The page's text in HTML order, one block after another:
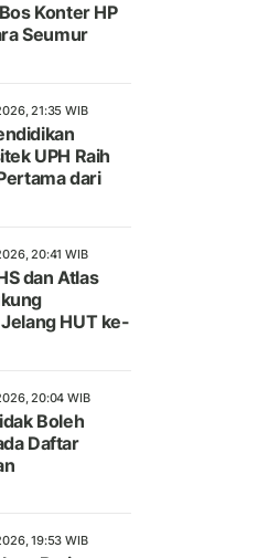
Konter HP
Seumur
21:35 WIB
UPH Raih
dari
20:41 WIB
dan Atlas
HUT ke-
20:04 WIB
Boleh
Daftar
19:53 WIB